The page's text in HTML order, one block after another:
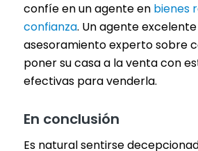
confíe en un agente en bienes
confianza. Un agente
asesoramiento experto sobre
poner su casa a la venta con
efectivas para venderla.
En conclusión
Es natural sentirse